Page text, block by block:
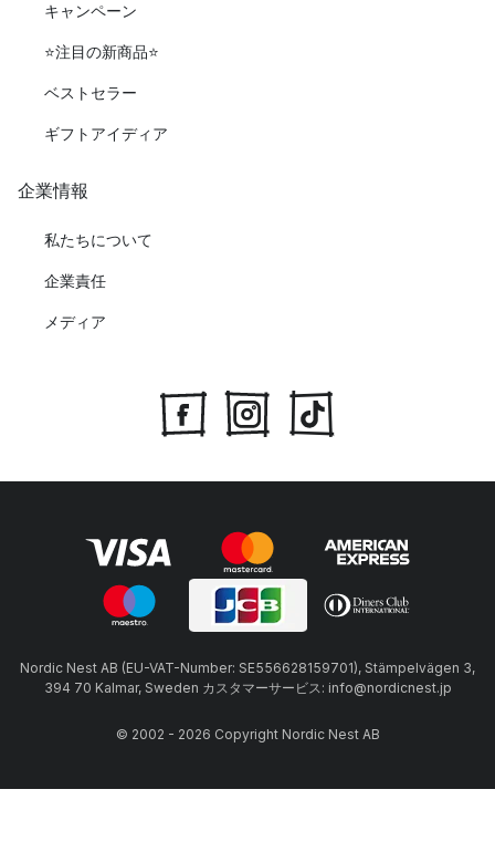
キャンペーン
⭐️注目の新商品⭐️
ベストセラー
ギフトアイディア
企業情報
私たちについて
企業責任
メディア
Nordic Nest AB (EU-VAT-Number: SE556628159701), Stämpelvägen 3,
394 70 Kalmar, Sweden カスタマーサービス: info@nordicnest.jp
© 2002 - 2026 Copyright Nordic Nest AB